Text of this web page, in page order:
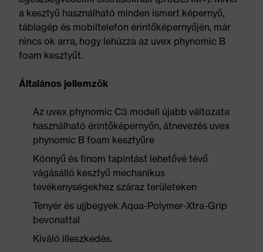
a kesztyű használható minden ismert képernyő,
táblagép és mobiltelefon érintőképernyőjén, már
nincs ok arra, hogy lehúzza az uvex phynomic B
foam kesztyűt.
Általános jellemzők
Az uvex phynomic C3 modell újabb változata
használható érintőképernyőn, átnevezés uvex
phynomic B foam kesztyűre
Könnyű és finom tapintást lehetővé tévő
vágásálló kesztyű mechanikus
tevékenységekhez száraz területeken
Tenyér és ujjbegyek Aqua-Polymer-Xtra-Grip
bevonattal
Kiváló illeszkedés.